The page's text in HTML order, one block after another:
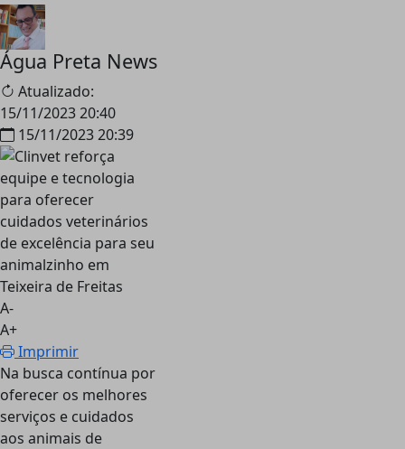
Água Preta News
Atualizado:
15/11/2023 20:40
15/11/2023 20:39
A-
A+
Imprimir
Na busca contínua por
oferecer os melhores
serviços e cuidados
aos animais de